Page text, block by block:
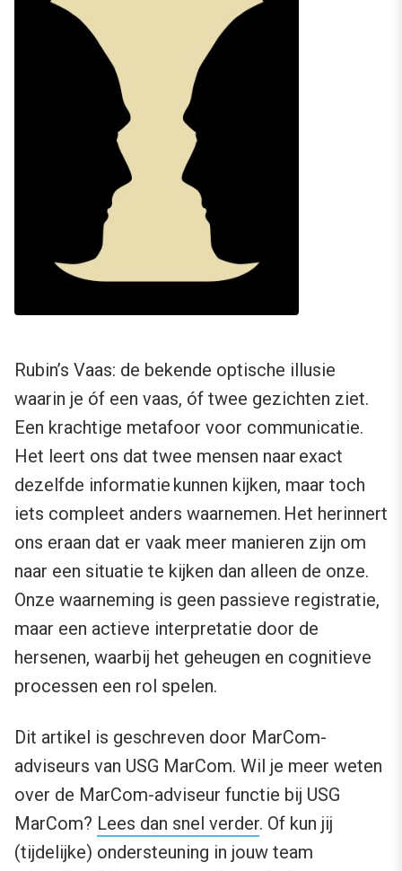
Rubin’s Vaas: de bekende optische illusie
waarin je óf een vaas, óf twee gezichten ziet.
Een krachtige metafoor voor communicatie.
Het leert ons dat twee mensen naar exact
dezelfde informatie kunnen kijken, maar toch
iets compleet anders waarnemen. Het herinnert
ons eraan dat er vaak meer manieren zijn om
naar een situatie te kijken dan alleen de onze.
Onze waarneming is geen passieve registratie,
maar een actieve interpretatie door de
hersenen, waarbij het geheugen en cognitieve
processen een rol spelen.
Dit artikel is geschreven door MarCom-
adviseurs van USG MarCom. Wil je meer weten
over de MarCom-adviseur functie bij USG
MarCom? Lees dan snel verder. Of kun jij
(tijdelijke) ondersteuning in jouw team